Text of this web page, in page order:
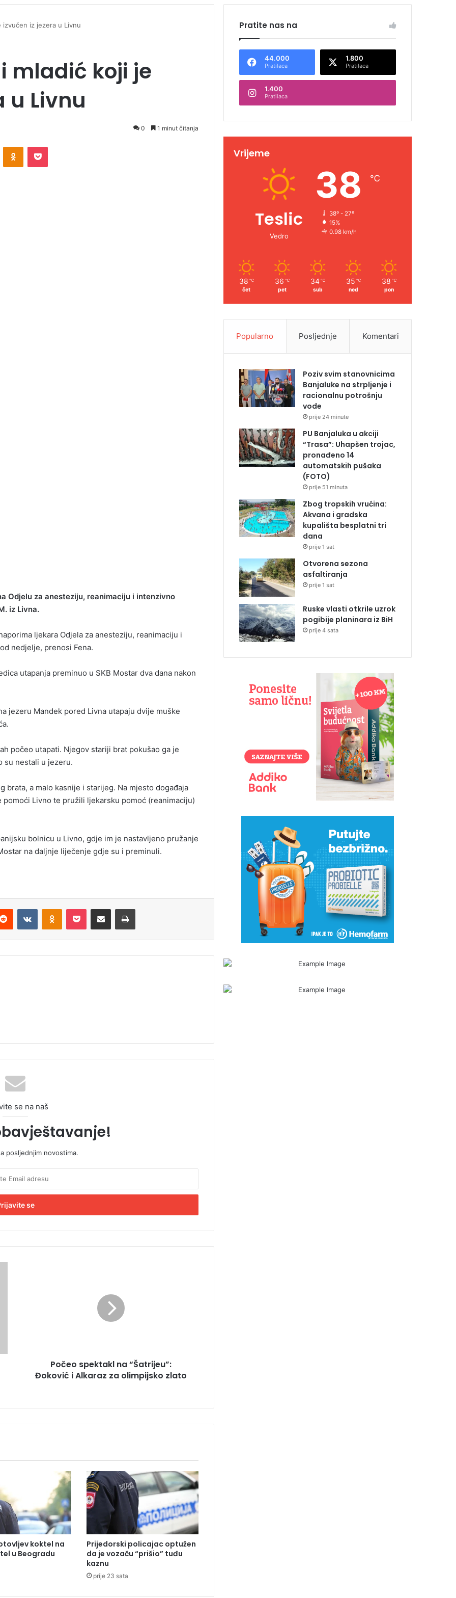
izvučen iz jezera u Livnu
mladić koji je
u Livnu
0 1 minut čitanja
Odjelu za anesteziju, reanimaciju i intenzivno
iz Livna.
ljekara Odjela za anesteziju, reanimaciju i
nedjelje, prenosi Fena.
utapanja preminuo u SKB Mostar dva dana nakon
jezeru Mandek pored Livna utapaju dvije muške
počeo utapati. Njegov stariji brat pokušao ga je
su nestali u jezeru.
a malo kasnije i starijeg. Na mjesto događaja
Livno te pružili ljekarsku pomoć (reanimaciju)
bolnicu u Livno, gdje im je nastavljeno pružanje
na daljnje liječenje gdje su i preminuli.
se na naš
posljednjim novostima.
n
t
u
”
:
Đ
o
Počeo spektakl na “Šatrijeu”:
Đoković i Alkaraz za olimpijsko zlato
koktel na
u Beogradu
Prijedorski policajac optužen
da je vozaču “prišio” tuđu
kaznu
prije 23 sata
Pratite nas na
44.000
Pratilaca
1.800
Pratilaca
1.400
Pratilaca
Vrijeme
Teslic
Vedro
38 ℃
38º - 27º
15%
0.98 km/h
38 ℃
čet
36 ℃
pet
34 ℃
sub
35 ℃
ned
38 ℃
pon
Popularno Posljednje Komentari
Poziv svim stanovnicima
Banjaluke na strpljenje i
racionalnu potrošnju
vode
prije 24 minute
PU Banjaluka u akciji
“Trasa”: Uhapšen trojac,
pronađeno 14
automatskih pušaka
(FOTO)
prije 51 minuta
Zbog tropskih vrućina:
Akvana i gradska
kupališta besplatni tri
dana
prije 1 sat
Otvorena sezona
asfaltiranja
prije 1 sat
Ruske vlasti otkrile uzrok
pogibije planinara iz BiH
prije 4 sata